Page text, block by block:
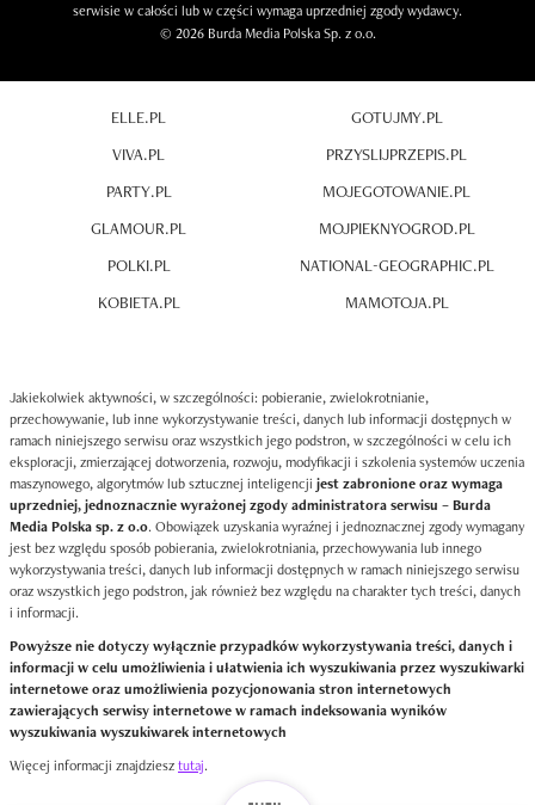
serwisie w całości lub w części wymaga uprzedniej zgody wydawcy.
© 2026 Burda Media Polska Sp. z o.o.
ELLE.PL
VIVA.PL
PARTY.PL
GLAMOUR.PL
POLKI.PL
KOBIETA.PL
GOTUJMY.PL
PRZYSLIJPRZEPIS.PL
MOJEGOTOWANIE.PL
MOJPIEKNYOGROD.PL
NATIONAL-GEOGRAPHIC.PL
MAMOTOJA.PL
Jakiekolwiek aktywności, w szczególności: pobieranie, zwielokrotnianie,
przechowywanie, lub inne wykorzystywanie treści, danych lub informacji dostępnych w
ramach niniejszego serwisu oraz wszystkich jego podstron, w szczególności w celu ich
eksploracji, zmierzającej dotworzenia, rozwoju, modyfikacji i szkolenia systemów uczenia
maszynowego, algorytmów lub sztucznej inteligencji jest zabronione oraz wymaga
uprzedniej, jednoznacznie wyrażonej zgody administratora serwisu – Burda
Media Polska sp. z o.o. Obowiązek uzyskania wyraźnej i jednoznacznej zgody wymagany
jest bez względu sposób pobierania, zwielokrotniania, przechowywania lub innego
wykorzystywania treści, danych lub informacji dostępnych w ramach niniejszego serwisu
oraz wszystkich jego podstron, jak również bez względu na charakter tych treści, danych
i informacji.
Powyższe nie dotyczy wyłącznie przypadków wykorzystywania treści, danych i
informacji w celu umożliwienia i ułatwienia ich wyszukiwania przez wyszukiwarki
internetowe oraz umożliwienia pozycjonowania stron internetowych
zawierających serwisy internetowe w ramach indeksowania wyników
wyszukiwania wyszukiwarek internetowych
Więcej informacji znajdziesztutaj.